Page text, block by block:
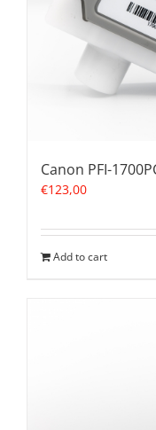
Canon PFI-
€123,00
Add to cart